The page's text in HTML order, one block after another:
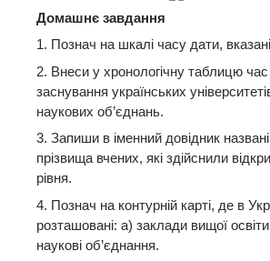
Домашнє завдання
1. Познач на шкалі часу дати,
2. Внеси у хронологічну таблицю
заснування українських
наукових об’єднань.
3. Запиши в іменний довідник
прізвища вчених, які здійснили
рівня.
4. Познач на контурній карті, де в
розташовані: а) заклади вищої
наукові об’єднання.